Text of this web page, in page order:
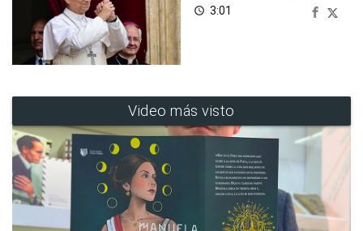
access_time 3:01
Video más visto